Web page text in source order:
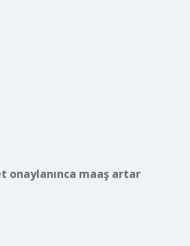
onaylanınca maaş artar